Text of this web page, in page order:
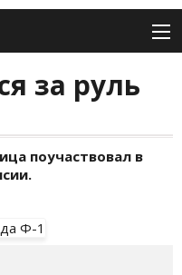
за руль
поучаствовал в